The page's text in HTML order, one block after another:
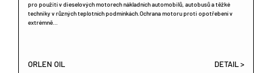
pro použití v dieselových motorech nákladních automobilů, autobusů a těžké
techniky v různých teplotních podmínkách.​ Ochrana motoru proti opotřebení v
extrémně…
ORLEN OIL DETAIL >